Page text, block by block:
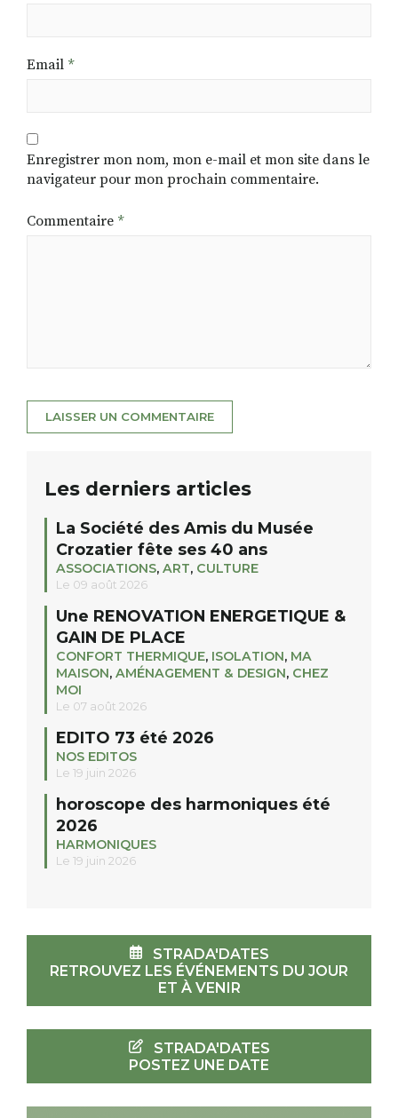
Email *
Enregistrer mon nom, mon e-mail et mon site dans le
navigateur pour mon prochain commentaire.
Commentaire *
Les derniers articles
La Société des Amis du Musée
Crozatier fête ses 40 ans
ASSOCIATIONS, ART, CULTURE
Le 09 août 2026
Une RENOVATION ENERGETIQUE &
GAIN DE PLACE
CONFORT THERMIQUE, ISOLATION, MA
MAISON, AMÉNAGEMENT & DESIGN, CHEZ
MOI
Le 07 août 2026
EDITO 73 été 2026
NOS EDITOS
Le 19 juin 2026
horoscope des harmoniques été
2026
HARMONIQUES
Le 19 juin 2026
STRADA'DATES
RETROUVEZ LES ÉVÉNEMENTS DU JOUR
ET À VENIR
STRADA'DATES
POSTEZ UNE DATE